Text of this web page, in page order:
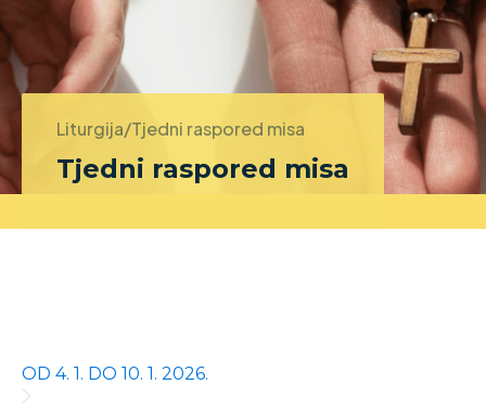
Liturgija/Tjedni raspored misa
Tjedni raspored misa
OD 4. 1. DO 10. 1. 2026.